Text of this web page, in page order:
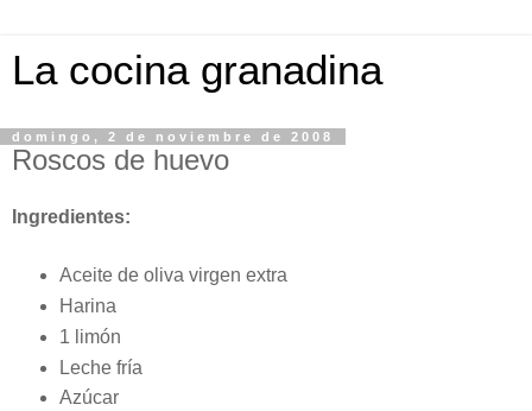
La cocina granadina
domingo, 2 de noviembre de 2008
Roscos de huevo
Ingredientes:
Aceite de oliva virgen extra
Harina
1 limón
Leche fría
Azúcar